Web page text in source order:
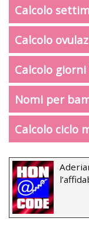
Calcolo
Calcolo
Calcolo
Nomi per
Calcolo ciclo